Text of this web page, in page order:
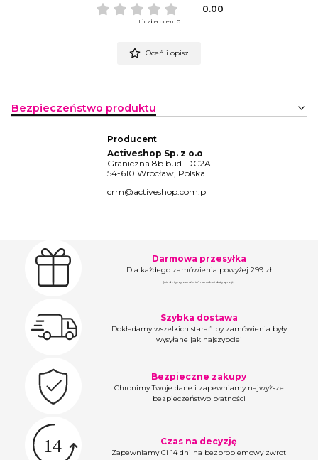
0.00
Liczba ocen: 0
Oceń i opisz
Bezpieczeństwo produktu
Producent
Activeshop Sp. z o.o
Graniczna 8b bud. DC2A
54-610 Wrocław, Polska
crm@activeshop.com.pl
Darmowa przesyłka
Dla każdego zamówienia powyżej 299 zł
(nie dotyczy zamówień na meble i duży sprzęt)
Szybka dostawa
Dokładamy wszelkich starań by zamówienia były
wysyłane jak najszybciej
Bezpieczne zakupy
Chronimy Twoje dane i zapewniamy najwyższe
bezpieczeństwo płatności
Czas na decyzję
Zapewniamy Ci 14 dni na bezproblemowy zwrot